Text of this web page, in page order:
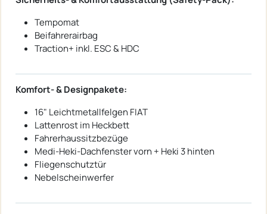
Tempomat
Beifahrerairbag
Traction+ inkl. ESC & HDC
Komfort- & Designpakete:
16" Leichtmetallfelgen FIAT
Lattenrost im Heckbett
Fahrerhaussitzbezüge
Medi-Heki-Dachfenster vorn + Heki 3 hinten
Fliegenschutztür
Nebelscheinwerfer